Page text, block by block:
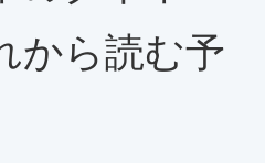
から読む予